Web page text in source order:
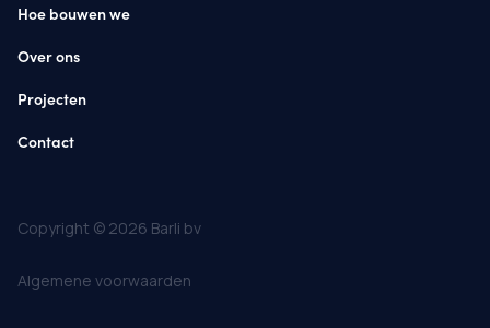
Hoe bouwen we
Over ons
Projecten
Contact
Copyright © 2026 Barli bv
Algemene voorwaarden